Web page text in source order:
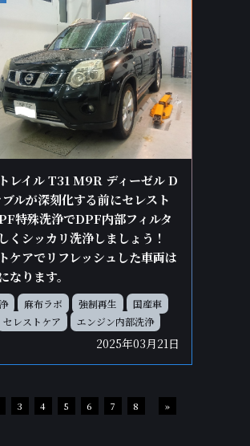
レイル T31 M9R ディーゼル D
ルが深刻化する前にセレスト
特殊洗浄でDPF内部フィルタ
くシッカリ洗浄しましょう！
ケアでリフレッシュした車両は
なります。
麻布ラボ 強制再生
国産車
セレストケア エンジン内部洗浄
2025年03月21日
3 4 5 6 7 8 »